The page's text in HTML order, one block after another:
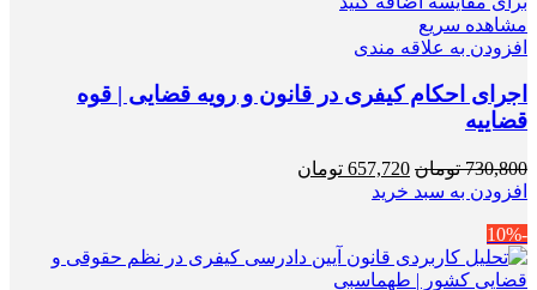
مشاهده سریع
افزودن به علاقه مندی
اجرای احکام کیفری در قانون و رویه قضایی | قوه
قضاییه
730,800 تومان قیمت
اصلی
657,720 تومان
افزودن به سبد خرید
-10%